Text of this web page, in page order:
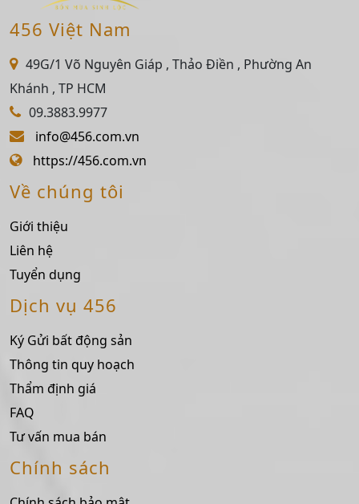
456 Việt Nam
49G/1 Võ Nguyên Giáp , Thảo Điền , Phường An
Khánh , TP HCM
09.3883.9977
info@456.com.vn
https://456.com.vn
Về chúng tôi
Giới thiệu
Liên hệ
Tuyển dụng
Dịch vụ 456
Ký Gửi bất động sản
Thông tin quy hoạch
Thẩm định giá
FAQ
Tư vấn mua bán
Chính sách